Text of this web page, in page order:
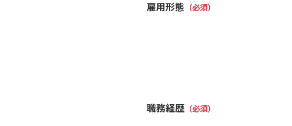
雇用形態 （必須）
職務経歴（必須）